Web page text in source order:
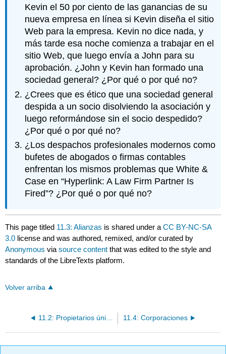
Kevin el 50 por ciento de las ganancias de su
nueva empresa en línea si Kevin diseña el sitio
Web para la empresa. Kevin no dice nada, y
más tarde esa noche comienza a trabajar en el
sitio Web, que luego envía a John para su
aprobación. ¿John y Kevin han formado una
sociedad general? ¿Por qué o por qué no?
¿Crees que es ético que una sociedad general
despida a un socio disolviendo la asociación y
luego reformándose sin el socio despedido?
¿Por qué o por qué no?
¿Los despachos profesionales modernos como
bufetes de abogados o firmas contables
enfrentan los mismos problemas que White &
Case en “Hyperlink: A Law Firm Partner Is
Fired”? ¿Por qué o por qué no?
This page titled 11.3: Alianzas is shared under aCC BY-NC-SA
3.0 license and was authored, remixed, and/or curated by
Anonymous viasource content that was edited to the style and
standards of the LibreTexts platform.
Volver arriba
11.2: Propietarios únicos 11.4: Corporaciones